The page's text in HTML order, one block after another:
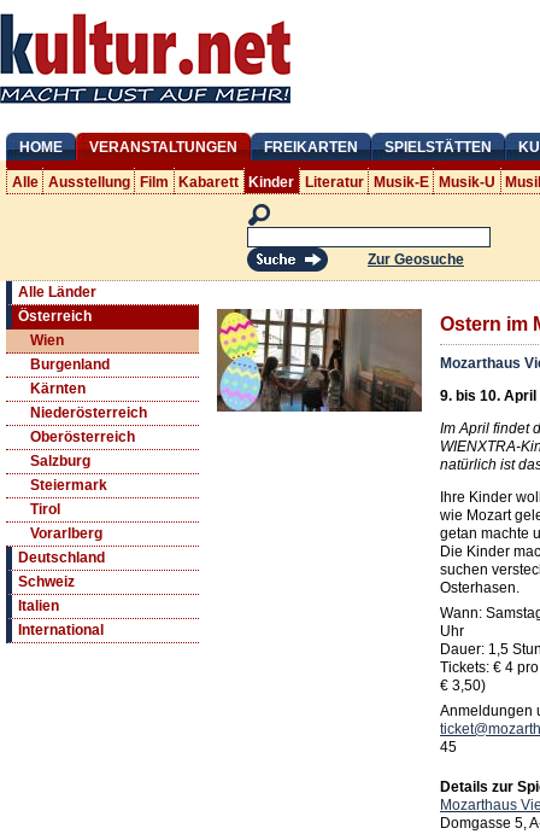
HOME VERANSTALTUNGEN FREIKARTEN SPIELSTÄTTEN
Alle Ausstellung Film Kabarett Kinder Literatur Musik-E Musik-U
Zur Geosuche
Alle Länder
Österreich
Wien
Burgenland
Kärnten
Niederösterreich
Oberösterreich
Salzburg
Steiermark
Tirol
Vorarlberg
Deutschland
Schweiz
Italien
International
Ostern im
Mozarthaus
9. bis 10. April
Im April findet
WIENXTRA-
natürlich ist
Ihre Kinder
wie Mozart
getan machte
Die Kinder
suchen
Osterhasen.
Wann:
Uhr
Dauer: 1,5
Tickets: € 4
€ 3,50)
Anmeldungen
45
Details zur
Mozarthaus
Domgasse 5,